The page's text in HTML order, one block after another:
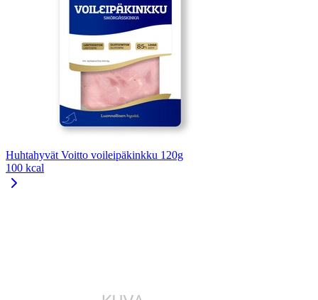
Huhtahyvät Voitto voileipäkinkku 120g
100 kcal